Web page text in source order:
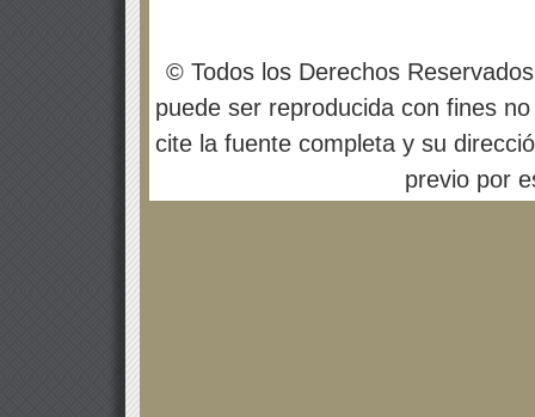
© Todos los Derechos
puede ser reproducida con fines
cite la fuente completa y su
previo por